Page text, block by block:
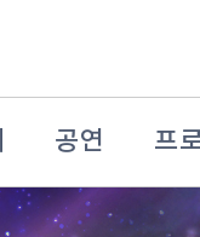
공연 프